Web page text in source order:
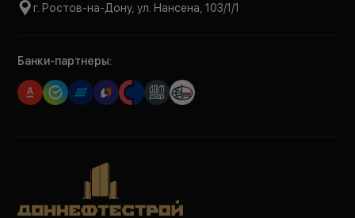
г. Ростов-на-Дону, ул. Нансена, 103/1/1
Банки-партнеры: